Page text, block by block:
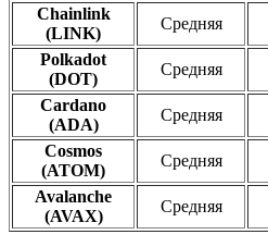
Chainlink
(LINK)
Средняя
Polkadot
(DOT)
Средняя
Cardano
(ADA)
Средняя
Cosmos
(ATOM)
Средняя
Avalanche
(AVAX)
Средняя